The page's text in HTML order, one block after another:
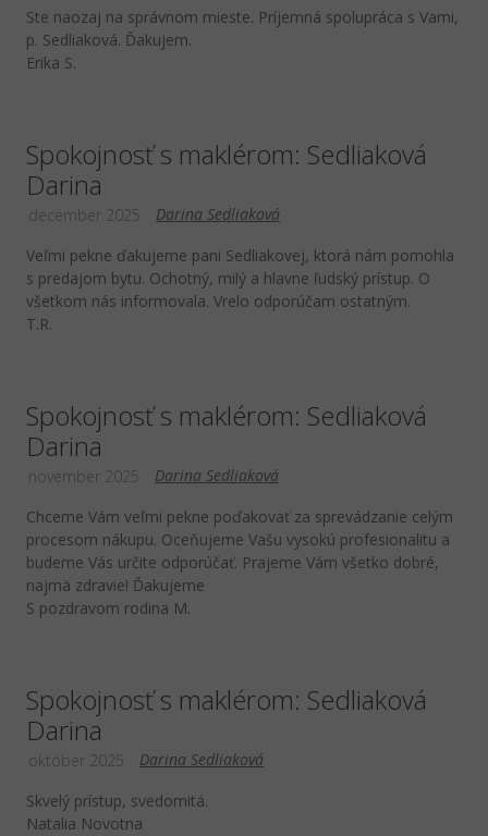
Ste naozaj na správnom mieste. Príjemná spolupráca s Vami,
p. Sedliaková. Ďakujem.
Erika S.
Spokojnosť s maklérom: Sedliaková
Darina
Darina Sedliaková
december 2025
Veľmi pekne ďakujeme pani Sedliakovej, ktorá nám pomohla
s predajom bytu. Ochotný, milý a hlavne ľudský prístup. O
všetkom nás informovala. Vrelo odporúčam ostatným.
T.R.
Spokojnosť s maklérom: Sedliaková
Darina
Darina Sedliaková
november 2025
Chceme Vám veľmi pekne poďakovať za sprevádzanie celým
procesom nákupu. Oceňujeme Vašu vysokú profesionalitu a
budeme Vás určite odporúčať. Prajeme Vám všetko dobré,
najmä zdravie! Ďakujeme
S pozdravom rodina M.
Spokojnosť s maklérom: Sedliaková
Darina
Darina Sedliaková
október 2025
Skvelý prístup, svedomitá.
Natalia Novotna